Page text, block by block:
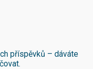
příspěvků – dáváte